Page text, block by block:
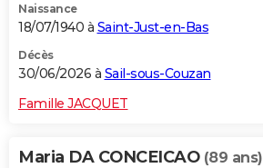
COPAINS D'AVANT
S'inscrire
Se connecter
Lycées
Collèges
Primaires
Universités
Entreprises
Service militaire
Avis de recherche
AVIS DE DÉCÈS
Naissance
18/07/1940 à Saint-Just-en-Bas
Décès
30/06/2026 à Sail-sous-Couzan
Famille JACQUET
Maria DA CONCEICAO (89 ans)